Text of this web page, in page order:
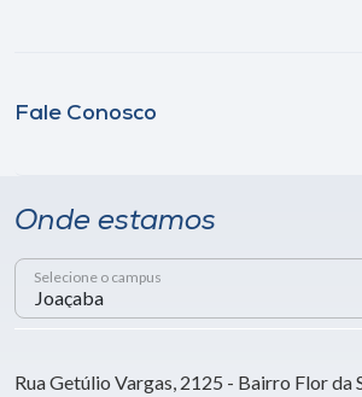
Fale Conosco
Onde estamos
Selecione o campus
Rua Getúlio Vargas, 2125 - Bairro Flor da